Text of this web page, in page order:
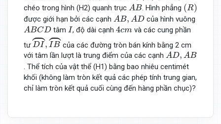
chéo trong hình (H2) quanh trục AB
AB . Hình phẳng (R)
(R)
được giới hạn bởi các cạnh AB, AD
AB,A D của hình vuông
ABCD
ABCD tâm I
I , độ dài cạnh 4cm
4 cmvà các cung phần
tư
DI , 
IB
DI⏜,IB⏜
của các đường tròn bán kính bằng 2 cm
với tâm lần lượt là trung điểm của các cạnh AD, AB
AD,A B
. Thể tích của vật thể (H1) bằng bao nhiêu centimét
khối (không làm tròn kết quả các phép tính trung gian,
chỉ làm tròn kết quả cuối cùng đến hàng phần chục)?